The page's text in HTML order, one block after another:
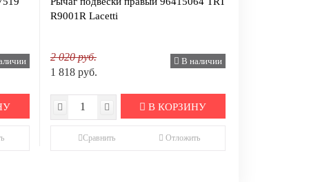
R9001R Lacetti
2 020 руб.
1 818 руб.
В наличии
В КОРЗИНУ
Сравнить Отложить